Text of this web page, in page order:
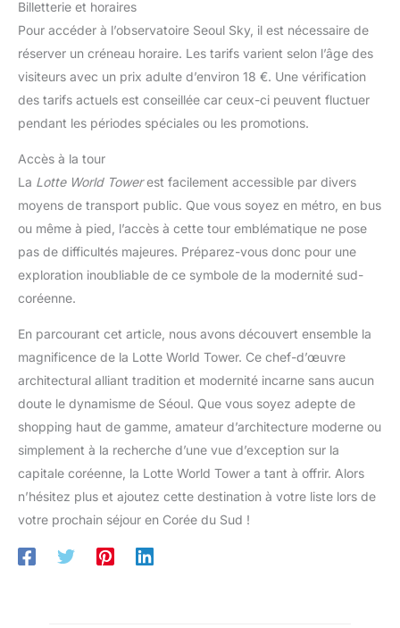
Billetterie et horaires
Pour accéder à l’observatoire Seoul Sky, il est nécessaire de
réserver un créneau horaire. Les tarifs varient selon l’âge des
visiteurs avec un prix adulte d’environ 18 €. Une vérification
des tarifs actuels est conseillée car ceux-ci peuvent fluctuer
pendant les périodes spéciales ou les promotions.
Accès à la tour
La Lotte World Towerest facilement accessible par divers
moyens de transport public. Que vous soyez en métro, en bus
ou même à pied, l’accès à cette tour emblématique ne pose
pas de difficultés majeures. Préparez-vous donc pour une
exploration inoubliable de ce symbole de la modernité sud-
coréenne.
En parcourant cet article, nous avons découvert ensemble la
magnificence de la Lotte World Tower. Ce chef-d’œuvre
architectural alliant tradition et modernité incarne sans aucun
doute le dynamisme de Séoul. Que vous soyez adepte de
shopping haut de gamme, amateur d’architecture moderne ou
simplement à la recherche d’une vue d’exception sur la
capitale coréenne, la Lotte World Tower a tant à offrir. Alors
n’hésitez plus et ajoutez cette destination à votre liste lors de
votre prochain séjour en Corée du Sud !